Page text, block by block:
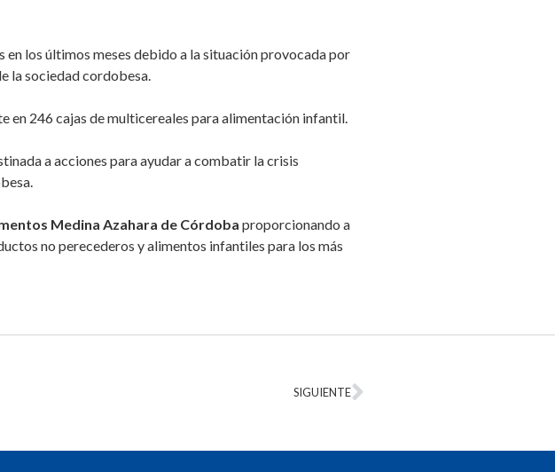
los últimos meses debido a la situación provocada por
la sociedad cordobesa.
en 246 cajas de multicereales para alimentación infantil.
a acciones para ayudar a combatir la crisis
Medina Azahara de Córdoba proporcionando a
no perecederos y alimentos infantiles para los más
SIGUIENTE